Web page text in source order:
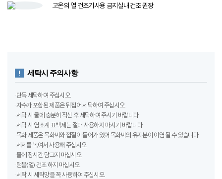
고온의 열 건조기​사용 금지​실내 건조 권장
세탁시 주의사항
· 단독 세탁하여 주십시오.
· 자수가 포함된 제품은 뒤집어 세탁하여 주십시오.
· 세탁 시 물에 충분히 적신 후 세탁하여 주시기 바랍니다.
· 세탁 시 염소계 표백제는 절대 사용하지 마시기 바랍니다.
· 목화 제품은 목화씨와 껍질이 들어가 있어 목화씨의 유지분이 이염 될 수 있습니다.
· 세제를 녹여서 사용해 주십시오.
· 물에 장시간 담그지 마십시오.
· 텀블(열) 건조 하지 마십시오.
· 세탁 시 세탁망을 꼭 사용하여 주십시오.